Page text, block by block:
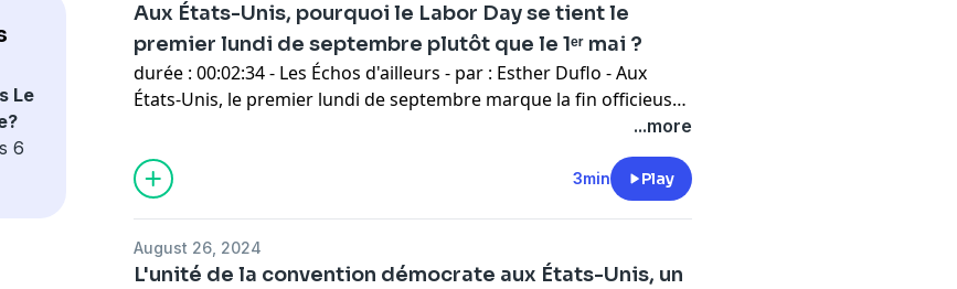
Le
6
Aux États-Unis, pourquoi le Labor Day se tient le
premier lundi de septembre plutôt que le 1ᵉʳ mai ?
durée : 00:02:34 - Les Échos d'ailleurs - par : Esther Duflo - Aux
États-Unis, le premier lundi de septembre marque la fin officieuse
de l'été et la fête du travail, également appelée Labor Day. Mais
pourquoi cette journée est-elle célébrée à cette date et non le 1ᵉʳ
mai comme dans le reste du monde ?
...more
3min Play
August 26, 2024
L'unité de la convention démocrate aux États-Unis, un